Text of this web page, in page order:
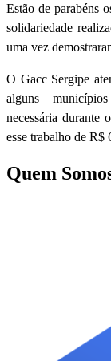
Estão de parabéns
solidariedade
uma vez
O Gacc Sergipe
alguns
necessária durante
esse trabalho de R$
Quem